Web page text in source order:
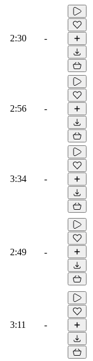
2:30 -
2:56 -
3:34 -
2:49 -
3:11 -